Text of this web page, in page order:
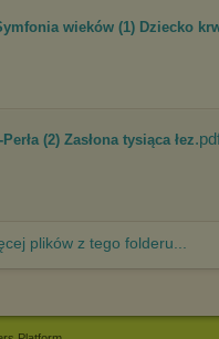
wieków (1) Dziecko
(2) Zasłona tysiąca łez
plików z tego folderu...